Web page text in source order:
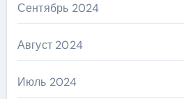
Сентябрь 2024
Август 2024
Июль 2024